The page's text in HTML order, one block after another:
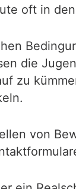
oft in
die
zu
von